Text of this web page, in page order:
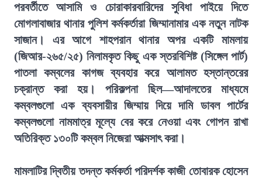
পরবর্তীতে আসামি ও চোরাকারবারিদের সুবিধা পাইয়ে দিতে
মোগলাবাজার থানার পুলিশ কর্মকর্তারা জিম্মানামার এক নতুন নাটক
সাজান। এর আগে শাহপরান থানার অপর একটি মামলায়
(জিআর-২৬৫/২৫) নিলামকৃত কিছু এক স্তরবিশিষ্ট (সিঙ্গেল পার্ট)
পাতলা কম্বলের কাগজ ব্যবহার করে আলামত হস্তান্তরের
চক্রান্ত করা হয়। পরিকল্পনা ছিল—আদালতের মাধ্যমে
কম্বলগুলো এক ব্যবসায়ীর জিম্মায় দিয়ে দামি ডাবল পার্টের
কম্বলগুলো নামমাত্র মূল্যে বের করে নেওয়া এবং গোপন রাখা
অতিরিক্ত ১৩০টি কম্বল নিজেরা আত্মসাৎ করা।
মামলাটির দ্বিতীয় তদন্ত কর্মকর্তা পরিদর্শক কাজী তোবারক হোসেন